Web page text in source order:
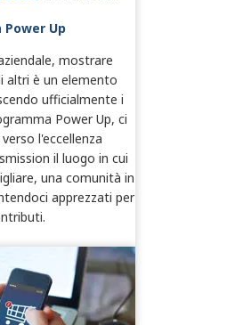
Up
mostrare
altri è un elemento
ufficialmente i
Power Up, ci
l'eccellenza
il luogo in cui
una comunità in
apprezzati per